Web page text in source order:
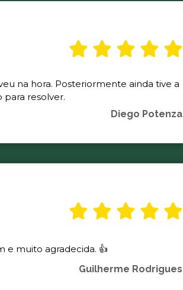
na hora. Posteriormente ainda tive a
resolver.
Diego Potenza
e muito agradecida. 👍
Guilherme Rodrigues